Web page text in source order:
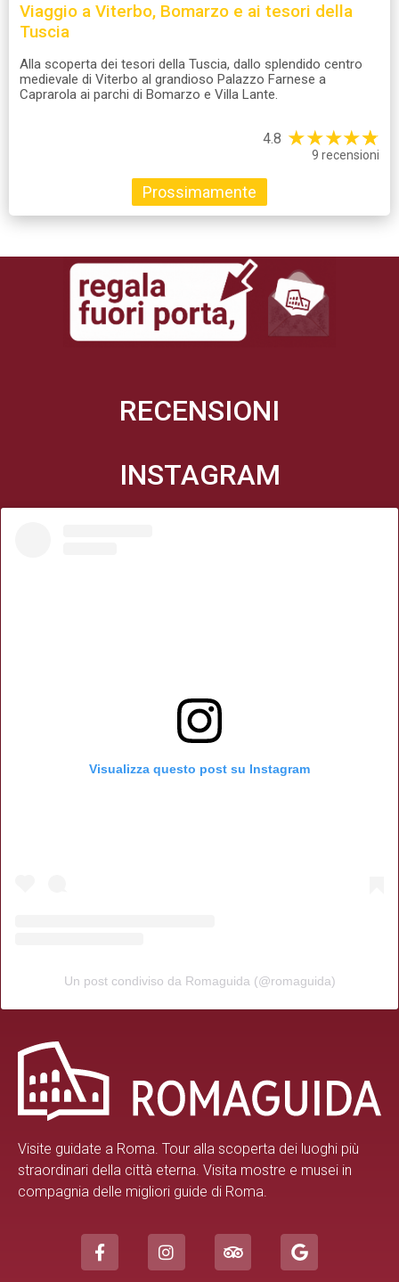
Viaggio a Viterbo, Bomarzo e ai tesori della
Tuscia
Alla scoperta dei tesori della Tuscia, dallo splendido centro
medievale di Viterbo al grandioso Palazzo Farnese a
Caprarola ai parchi di Bomarzo e Villa Lante.
4.8 ★★★★☆
★
9 recensioni
Prossimamente
RECENSIONI
INSTAGRAM
Visualizza questo post su Instagram
Un post condiviso da Romaguida (@romaguida)
Visite guidate a Roma. Tour alla scoperta dei luoghi più
straordinari della città eterna. Visita mostre e musei in
compagnia delle migliori guide di Roma.